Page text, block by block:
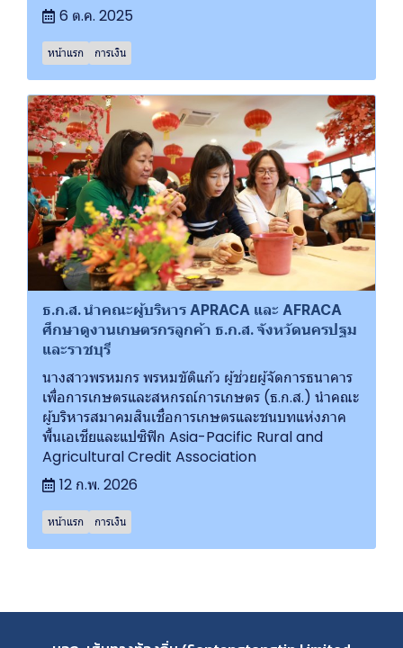
6 ต.ค. 2025
หน้าแรก การเงิน
ธ.ก.ส. นำคณะผู้บริหาร APRACA และ AFRACA
ศึกษาดูงานเกษตรกรลูกค้า ธ.ก.ส. จังหวัดนครปฐม
และราชบุรี
นางสาวพรหมกร พรหมขัติแก้ว ผู้ช่วยผู้จัดการธนาคาร
เพื่อการเกษตรและสหกรณ์การเกษตร (ธ.ก.ส.) นำคณะ
ผู้บริหารสมาคมสินเชื่อการเกษตรและชนบทแห่งภาค
พื้นเอเชียและแปซิฟิก Asia-Pacific Rural and
Agricultural Credit Association
12 ก.พ. 2026
หน้าแรก การเงิน